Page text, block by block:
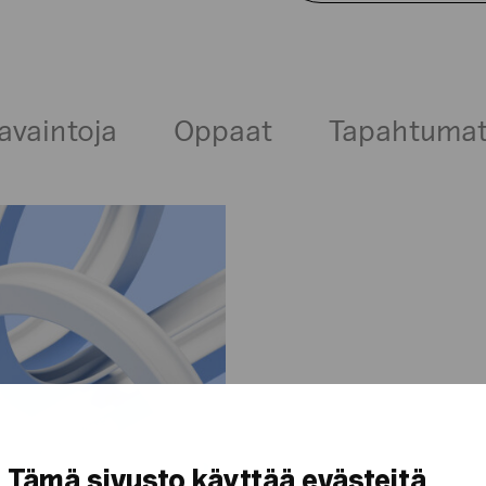
Oppaat